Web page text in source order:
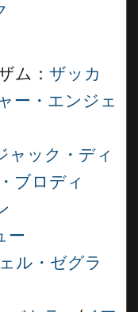
ム： ザッカ
ー・エンジェ
ャック・ディ
ブロディ
ー
ル・ゼグラ